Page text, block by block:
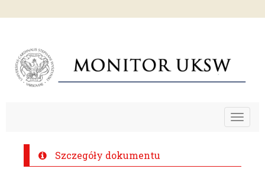
Toggle
Szczegóły dokumentu